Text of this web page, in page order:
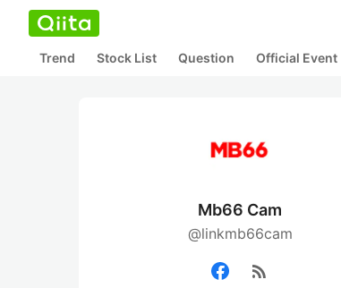
Trend Stock List Question Official Event
Mb66 Cam
@linkmb66cam
rss_feed